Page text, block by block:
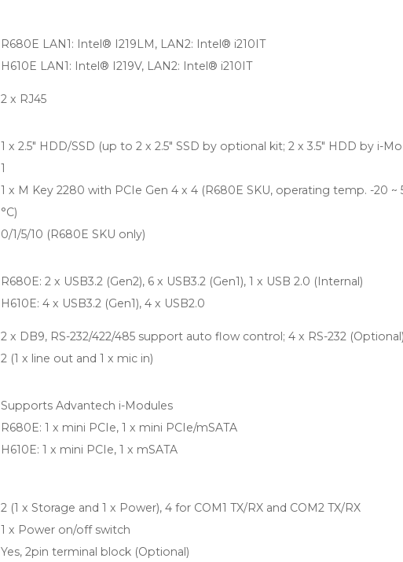
R680E LAN1: Intel® I219LM, LAN2: Intel® i210IT
H610E LAN1: Intel® I219V, LAN2: Intel® i210IT
2 x RJ45
1 x 2.5" HDD/SSD (up to 2 x 2.5" SSD by optional kit; 2 x 3.5" HDD by i-
1
1 x M Key 2280 with PCIe Gen 4 x 4 (R680E SKU, operating temp. -20 ~
°C)
0/1/5/10 (R680E SKU only)
R680E: 2 x USB3.2 (Gen2), 6 x USB3.2 (Gen1), 1 x USB 2.0 (Internal)
H610E: 4 x USB3.2 (Gen1), 4 x USB2.0
2 x DB9, RS-232/422/485 support auto flow control; 4 x RS-232
2 (1 x line out and 1 x mic in)
Supports Advantech i-Modules
R680E: 1 x mini PCIe, 1 x mini PCIe/mSATA
H610E: 1 x mini PCIe, 1 x mSATA
2 (1 x Storage and 1 x Power), 4 for COM1 TX/RX and COM2 TX/RX
1 x Power on/off switch
Yes, 2pin terminal block (Optional)